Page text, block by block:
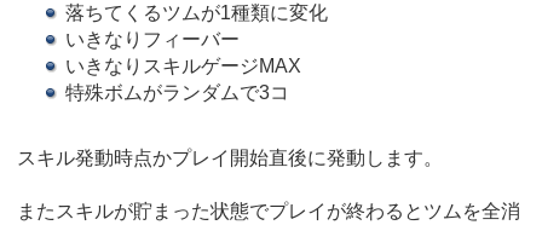
落ちてくるツムが1種類に変化
いきなりフィーバー
いきなりスキルゲージMAX
特殊ボムがランダムで3コ
スキル発動時点かプレイ開始直後に発動します。
またスキルが貯まった状態でプレイが終わるとツムを全消